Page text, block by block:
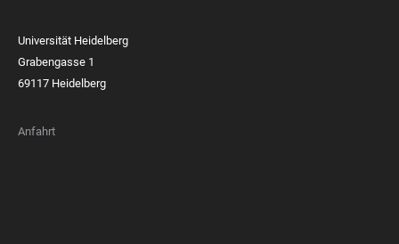
Universität Heidelberg
Grabengasse 1
69117 Heidelberg
Anfahrt